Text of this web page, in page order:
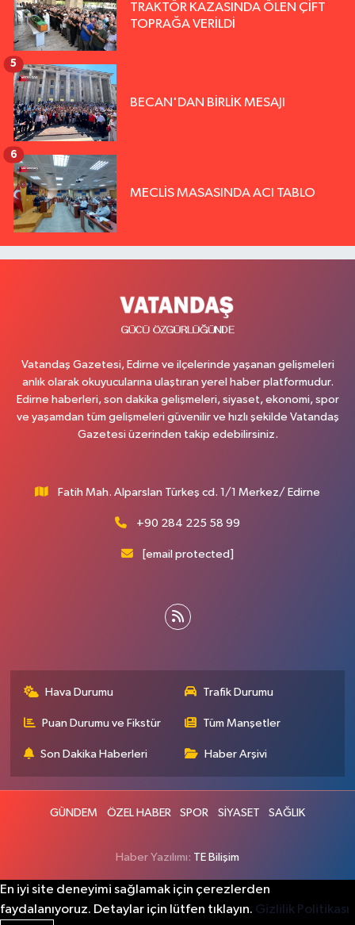
TRAKTÖR KAZASINDA ÖLEN ÇİFT
TOPRAĞA VERİLDİ
BECAN'DAN BİRLİK MESAJI
5
MECLİS MASASINDA ACI TABLO
6
Vatandaş Gazetesi, Edirne ve ilçelerinde yaşanan gelişmeleri
anlık olarak okuyucularına ulaştıran yerel haber platformudur.
Edirne haberleri, son dakika gelişmeleri, siyaset, ekonomi, spor
ve yaşamdan tüm gelişmeleri güvenilir ve hızlı şekilde Vatandaş
Gazetesi üzerinden takip edebilirsiniz.
Fatih Mah. Alparslan Türkeş cd. 1/1 Merkez/ Edirne
+90 284 225 58 99
[email protected]
Hava Durumu Trafik Durumu
Puan Durumu ve Fikstür Tüm Manşetler
Son Dakika Haberleri Haber Arşivi
GÜNDEM ÖZEL HABER SPOR SİYASET SAĞLIK
Haber Yazılımı: TE Bilişim
En iyi site deneyimi sağlamak için çerezlerden
faydalanıyoruz. Detaylar için lütfen tıklayın. Gizlilik Politikası